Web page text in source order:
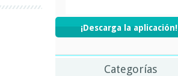
¡Descarga la aplicación!
Categorías